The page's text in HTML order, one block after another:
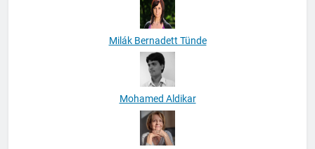
Milák Bernadett Tünde
Mohamed Aldikar